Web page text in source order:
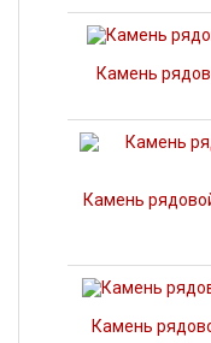
Камень
Камень
Камень